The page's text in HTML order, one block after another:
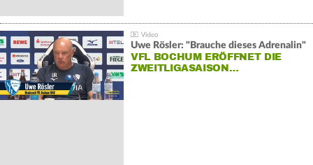
Uwe Rösler: "Brauche dieses Adrenalin"
VFL BOCHUM ERÖFFNET DIE
ZWEITLIGASAISON…